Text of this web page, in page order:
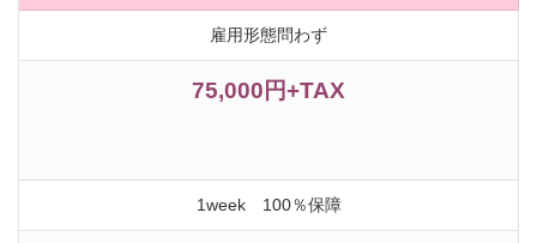
雇用形態問わず
75,000円+TAX
1week 100％保障